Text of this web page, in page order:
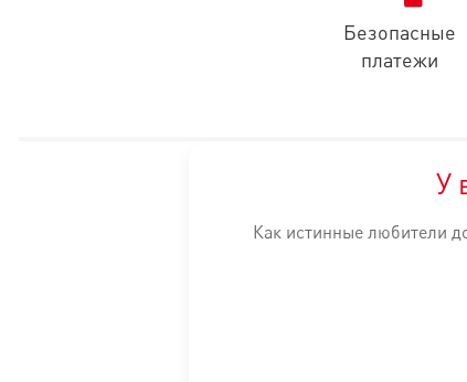
Повышенное содержание энергии позволяет снизить
Питательные добавки: Витамин A: 22500 ME, Витамин
СОДЕРЖАНИЕ ПИТАТЕЛЬНЫХ ВЕЩЕСТВ: Белки: 23,0 %,
Безопасные
платежи
У
Как истинные любители